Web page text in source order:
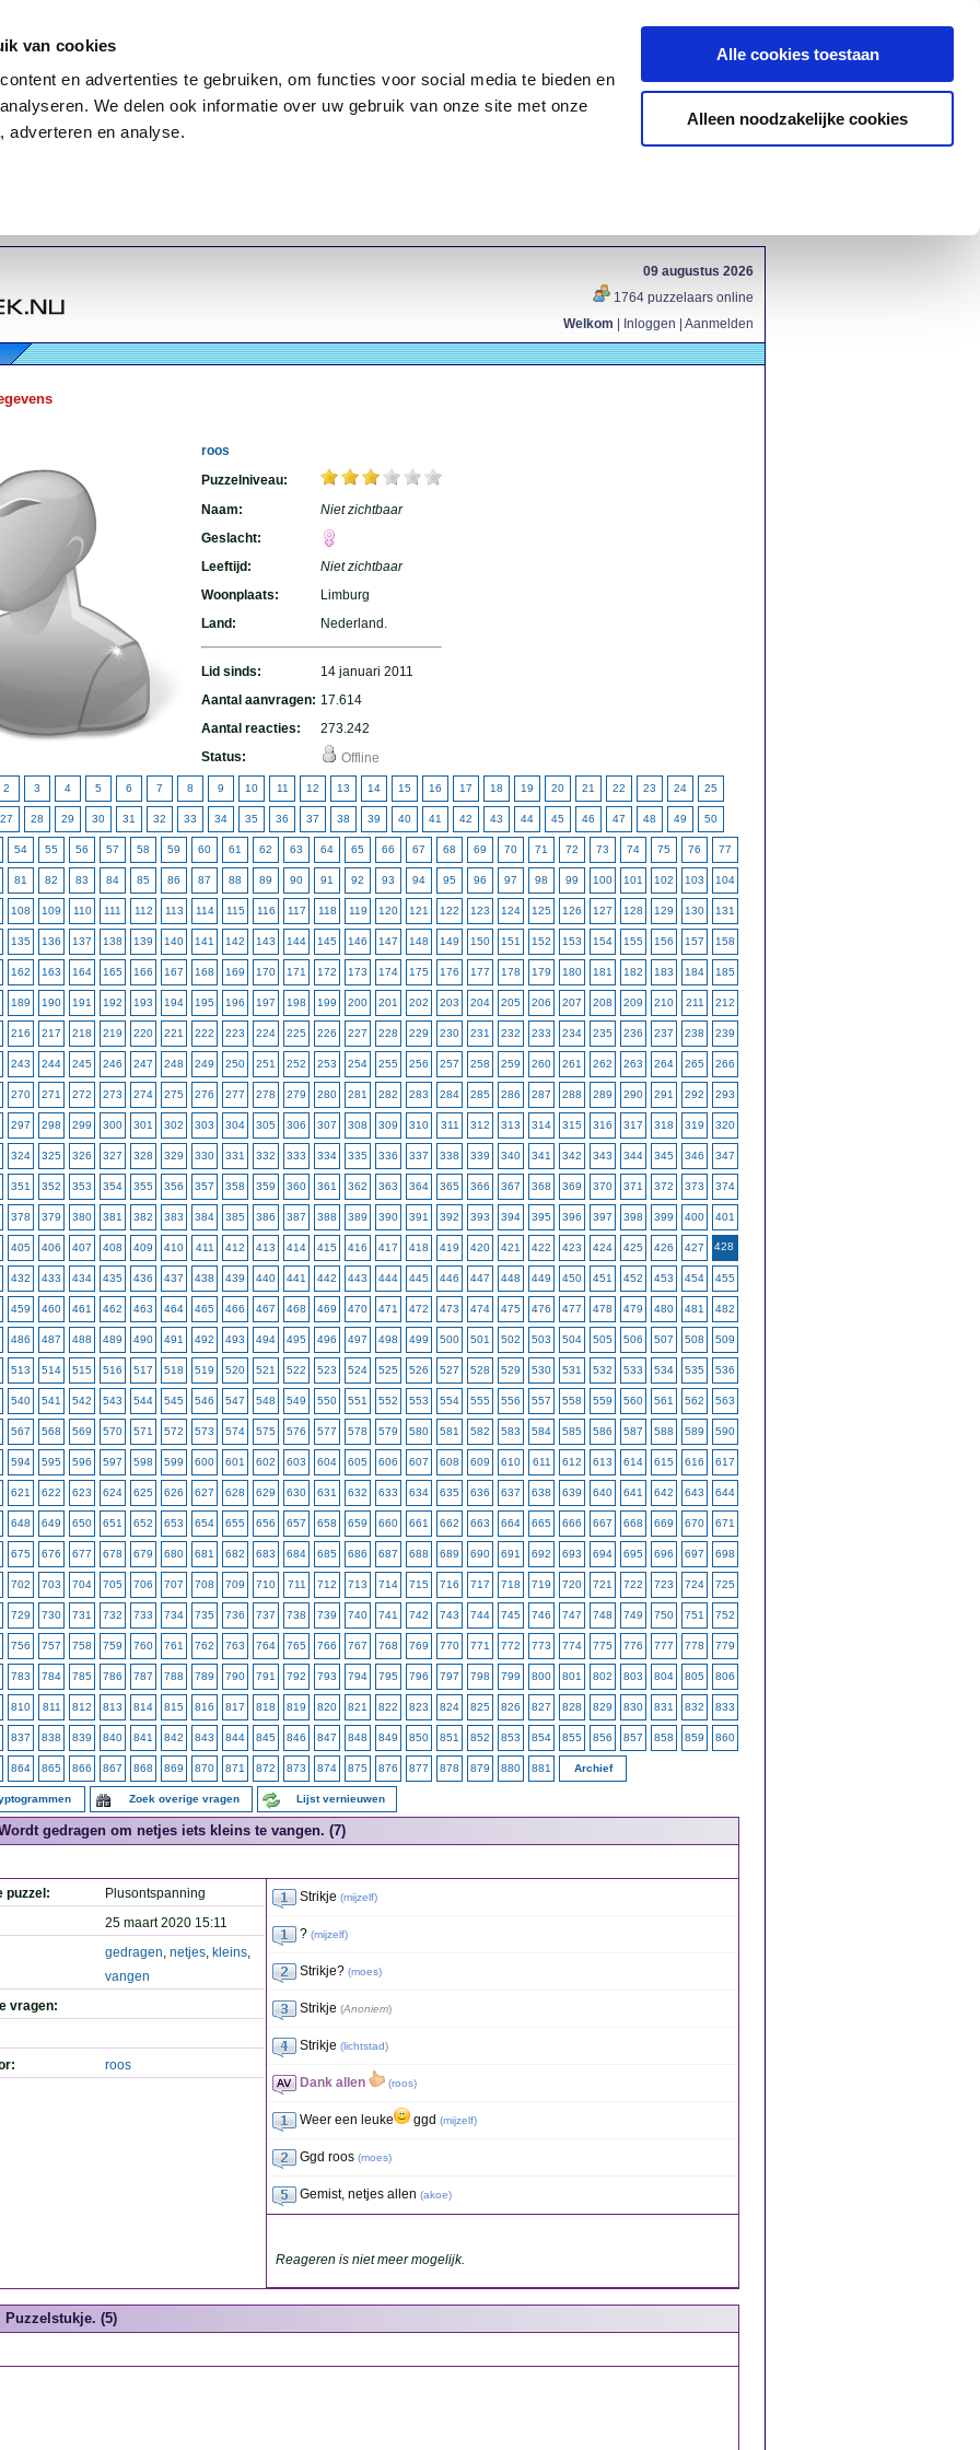
van cookies
en advertenties te gebruiken, om functies voor social media te bieden en
We delen ook informatie over uw gebruik van onze site met onze
adverteren en analyse.
Alle cookies toestaan
Alleen noodzakelijke cookies
09 augustus 2026
1764 puzzelaars online
Welkom
Inloggen Aanmelden
roos
Puzzelniveau:
Naam:
Niet zichtbaar
Geslacht:
Leeftijd:
Niet zichtbaar
Woonplaats:
Limburg
Land:
Nederland.
Lid sinds:
14 januari 2011
Aantal aanvragen: 17.614
Aantal reacties:
273.242
Status:
Offline
2 3 4 5 6 7 8 9 10 11 12 13 14 15 16 17 18 19 20 21 22 23 24 25
27 28 29 30 31 32 33 34 35 36 37 38 39 40 41 42 43 44 45 46 47 48 49 50
54 55 56 57 58 59 60 61 62 63 64 65 66 67 68 69 70 71 72 73 74 75 76 77
81 82 83 84 85 86 87 88 89 90 91 92 93 94 95 96 97 98 99 100 101 102 103 104
108 109 110 111 112 113 114 115 116 117 118 119 120 121 122 123 124 125 126 127 128 129 130 131
135 136 137 138 139 140 141 142 143 144 145 146 147 148 149 150 151 152 153 154 155 156 157 158
162 163 164 165 166 167 168 169 170 171 172 173 174 175 176 177 178 179 180 181 182 183 184 185
189 190 191 192 193 194 195 196 197 198 199 200 201 202 203 204 205 206 207 208 209 210 211 212
216 217 218 219 220 221 222 223 224 225 226 227 228 229 230 231 232 233 234 235 236 237 238 239
243 244 245 246 247 248 249 250 251 252 253 254 255 256 257 258 259 260 261 262 263 264 265 266
270 271 272 273 274 275 276 277 278 279 280 281 282 283 284 285 286 287 288 289 290 291 292 293
297 298 299 300 301 302 303 304 305 306 307 308 309 310 311 312 313 314 315 316 317 318 319 320
324 325 326 327 328 329 330 331 332 333 334 335 336 337 338 339 340 341 342 343 344 345 346 347
351 352 353 354 355 356 357 358 359 360 361 362 363 364 365 366 367 368 369 370 371 372 373 374
378 379 380 381 382 383 384 385 386 387 388 389 390 391 392 393 394 395 396 397 398 399 400 401
405 406 407 408 409 410 411 412 413 414 415 416 417 418 419 420 421 422 423 424 425 426 427 428
432 433 434 435 436 437 438 439 440 441 442 443 444 445 446 447 448 449 450 451 452 453 454 455
459 460 461 462 463 464 465 466 467 468 469 470 471 472 473 474 475 476 477 478 479 480 481 482
486 487 488 489 490 491 492 493 494 495 496 497 498 499 500 501 502 503 504 505 506 507 508 509
513 514 515 516 517 518 519 520 521 522 523 524 525 526 527 528 529 530 531 532 533 534 535 536
540 541 542 543 544 545 546 547 548 549 550 551 552 553 554 555 556 557 558 559 560 561 562 563
567 568 569 570 571 572 573 574 575 576 577 578 579 580 581 582 583 584 585 586 587 588 589 590
594 595 596 597 598 599 600 601 602 603 604 605 606 607 608 609 610 611 612 613 614 615 616 617
621 622 623 624 625 626 627 628 629 630 631 632 633 634 635 636 637 638 639 640 641 642 643 644
648 649 650 651 652 653 654 655 656 657 658 659 660 661 662 663 664 665 666 667 668 669 670 671
675 676 677 678 679 680 681 682 683 684 685 686 687 688 689 690 691 692 693 694 695 696 697 698
702 703 704 705 706 707 708 709 710 711 712 713 714 715 716 717 718 719 720 721 722 723 724 725
729 730 731 732 733 734 735 736 737 738 739 740 741 742 743 744 745 746 747 748 749 750 751 752
756 757 758 759 760 761 762 763 764 765 766 767 768 769 770 771 772 773 774 775 776 777 778 779
783 784 785 786 787 788 789 790 791 792 793 794 795 796 797 798 799 800 801 802 803 804 805 806
810 811 812 813 814 815 816 817 818 819 820 821 822 823 824 825 826 827 828 829 830 831 832 833
837 838 839 840 841 842 843 844 845 846 847 848 849 850 851 852 853 854 855 856 857 858 859 860
864 865 866 867 868 869 870 871 872 873 874 875 876 877 878 879 880 881 Archief
Zoek overige vragen Lijst vernieuwen
gedragen om netjes iets kleins te vangen. (7)
puzzel:
Plusontspanning
25 maart 2020 15:11
gedragen, netjes, kleins,
vangen
vragen:
roos
Strikje (mijzelf)
? (mijzelf)
Strikje? (moes)
Strikje (Anoniem)
Strikje (lichtstad)
Dank allen (roos)
Weer een leuke ggd (mijzelf)
Ggd roos (moes)
Gemist, netjes allen (akoe)
Reageren is niet meer mogelijk.
Puzzelstukje. (5)